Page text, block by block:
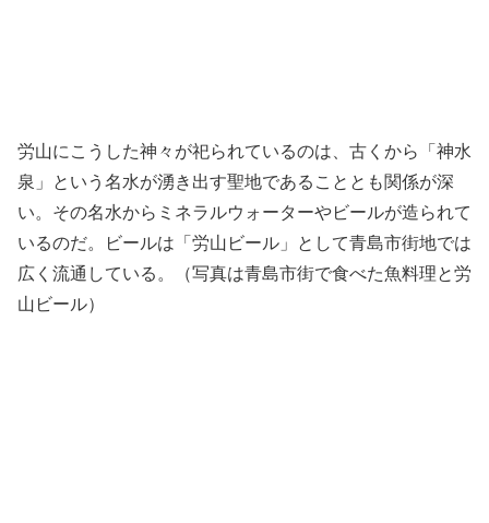
労山にこうした神々が祀られているのは、古くから「神水
泉」という名水が湧き出す聖地であることとも関係が深
い。その名水からミネラルウォーターやビールが造られて
いるのだ。ビールは「労山ビール」として青島市街地では
広く流通している。（写真は青島市街で食べた魚料理と労
山ビール）